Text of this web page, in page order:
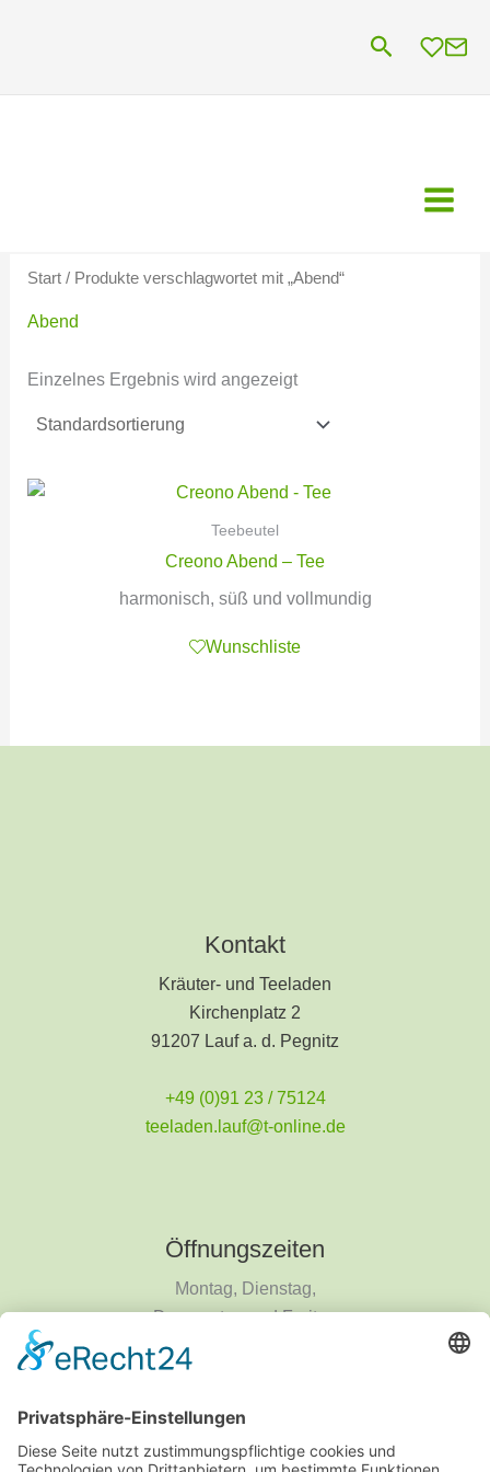
Suchen
Start/ Produkte verschlagwortet mit „Abend“
Abend
Einzelnes Ergebnis wird angezeigt
Teebeutel
Creono Abend – Tee
harmonisch, süß und vollmundig
Wunschliste
Kontakt
Kräuter- und Teeladen
Kirchenplatz 2
91207 Lauf a. d. Pegnitz
+49 (0)91 23 / 75124
teeladen.lauf@t-online.de
Öffnungszeiten
Montag, Dienstag,
Donnerstag und Freitag
9 - 14 Uhr